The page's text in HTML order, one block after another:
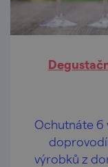
Ochutnáte 6
výrobků z